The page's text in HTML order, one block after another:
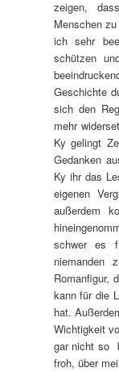
zeigen,
Menschen
ich sehr
schützen
Geschichte
sich den
mehr
Ky gelingt
Gedanken
Ky ihr das
eigenen
außerdem
schwer es
niemanden
Romanfigur,
kann für die
hat.
Wichtigkeit
gar nicht so
froh, über